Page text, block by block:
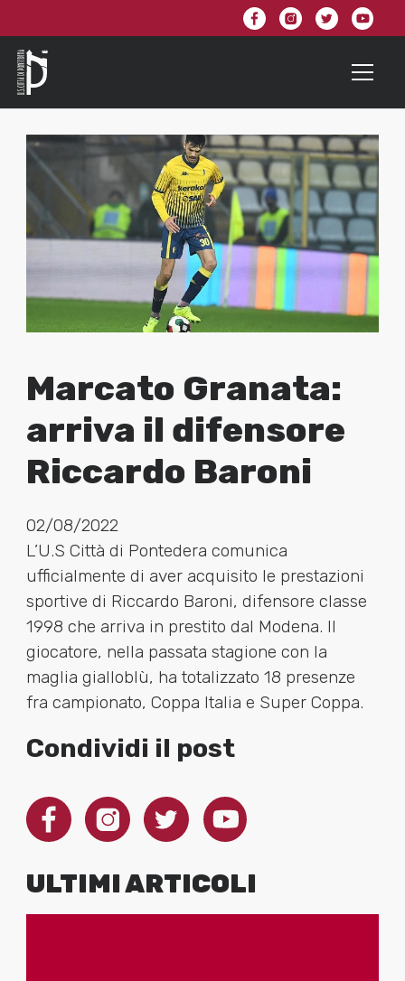
Marcato Granata:
arriva il difensore
Riccardo Baroni
02/08/2022
L’U.S Città di Pontedera comunica
ufficialmente di aver acquisito le prestazioni
sportive di Riccardo Baroni, difensore classe
1998 che arriva in prestito dal Modena. Il
giocatore, nella passata stagione con la
maglia gialloblù, ha totalizzato 18 presenze
fra campionato, Coppa Italia e Super Coppa.
Condividi il post
ULTIMI ARTICOLI